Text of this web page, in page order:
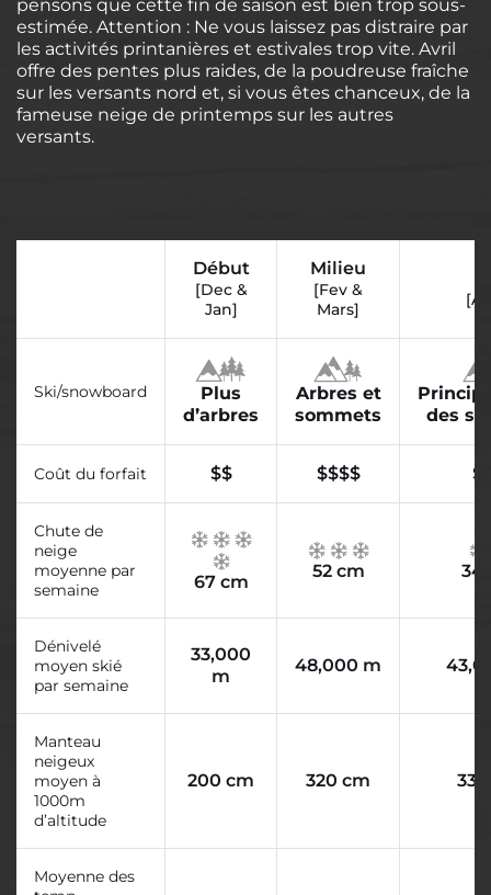
pensons que cette fin de saison est bien trop sous-
estimée. Attention : Ne vous laissez pas distraire par
les activités printanières et estivales trop vite. Avril
offre des pentes plus raides, de la poudreuse fraîche
sur les versants nord et, si vous êtes chanceux, de la
fameuse neige de printemps sur les autres
versants.
Début
[Dec &
Jan]
Milieu
[Fev &
Mars]
Ski/snowboard
Plus
d’arbres
Arbres et
sommets
des
Coût du forfait $$ $$$$
Chute de
neige
moyenne par
semaine
67 cm
52 cm 34
Dénivelé
moyen skié
par semaine
33,000
m
48,000 m
Manteau
neigeux
moyen à
1000m
d’altitude
200 cm 320 cm
Moyenne des